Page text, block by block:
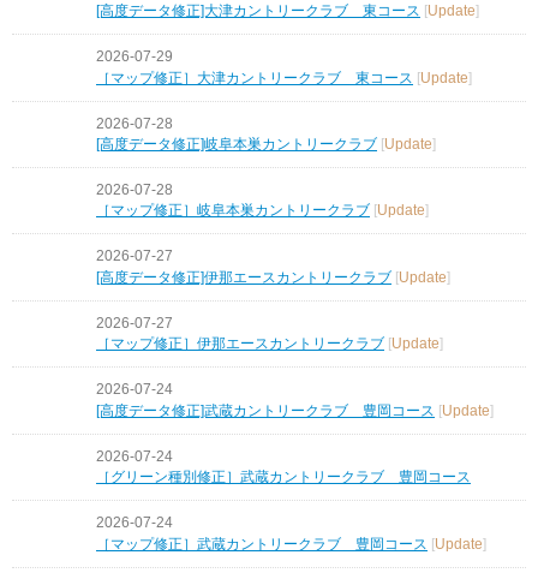
[高度データ修正]大津カントリークラブ 東コース [Update]
2026-07-29
［マップ修正］大津カントリークラブ 東コース [Update]
2026-07-28
[高度データ修正]岐阜本巣カントリークラブ [Update]
2026-07-28
［マップ修正］岐阜本巣カントリークラブ
Update
2026-07-27
[高度データ修正]伊那エースカントリークラブ [Update]
2026-07-27
［マップ修正］伊那エースカントリークラブ
Update
2026-07-24
[高度データ修正]武蔵カントリークラブ 豊岡コース [Update]
2026-07-24
［グリーン種別修正］武蔵カントリークラブ 豊岡コース
2026-07-24
［マップ修正］武蔵カントリークラブ 豊岡コース [Update]